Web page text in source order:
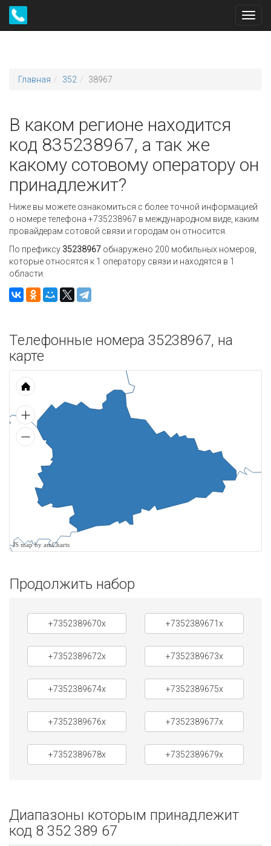
Главная 352 38967
В каком регионе находится
код 835238967, а так же
какому сотовому оператору он
принадлежит?
Ниже вы можете ознакомиться с более точной информацией
о номере телефона +735238967 в международном виде, каким
провайдерам сотовой связи и городам он относится.
По префиксу 35238967 обнаружено 200 мобильных номеров,
которые относятся к 1 оператору связи и находятся в 1
области.
Телефонные номера 35238967, на
карте
JS map by amCharts
Продолжить набор
+7352389670x +7352389671x
+7352389672x +7352389673x
+7352389674x +7352389675x
+7352389676x +7352389677x
+7352389678x +7352389679x
Диапазоны которым принадлежит
код 8 352 389 67